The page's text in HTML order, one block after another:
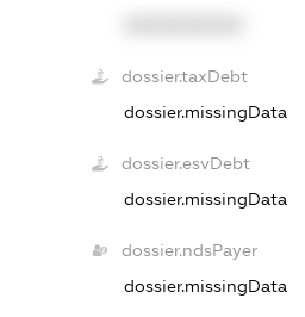
dossier.taxDebt
dossier.missingData
dossier.esvDebt
dossier.missingData
dossier.ndsPayer
dossier.missingData